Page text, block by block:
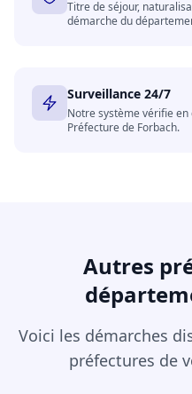
Titre de séjour,
démarche du
Surveillance 24/7
Notre système vérifie
Préfecture de Forbach.
Autres
Voici les démarches
préfectures de